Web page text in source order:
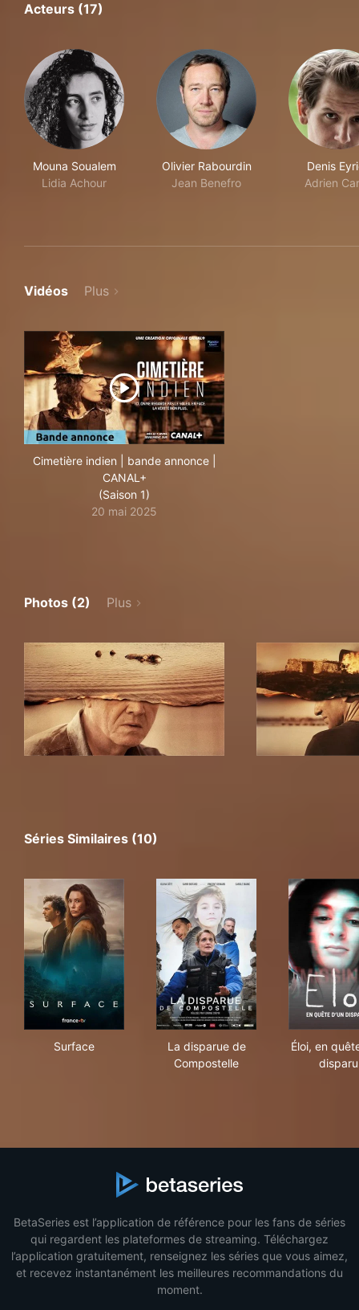
Acteurs (17)
Mouna Soualem
Lidia Achour
Olivier Rabourdin
Jean Benefro
Denis
Adrien
Vidéos Plus
Cimetière indien | bande annonce |
CANAL+
(Saison 1)
20 mai 2025
Photos (2) Plus
Séries Similaires (10)
Surface
La disparue de Compostelle
La disparue de
Compostelle
Éloi, en
disparu
BetaSeries est l’application de référence pour les fans de séries
qui regardent les plateformes de streaming. Téléchargez
l’application gratuitement, renseignez les séries que vous aimez,
et recevez instantanément les meilleures recommandations du
moment.